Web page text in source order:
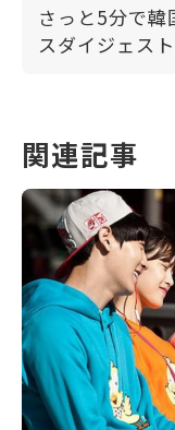
さっと5分で
スダイジェス
関連記事